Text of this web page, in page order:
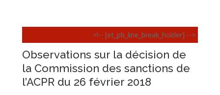
<!-- [et_pb_line_break_holder] -->
Observations sur la décision de
la Commission des sanctions de
l’ACPR du 26 février 2018